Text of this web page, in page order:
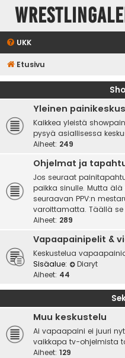
UKK
Etusivu
Yleinen
Kaikkea yleistä
pysyä asiallisessa
Aiheet: 249
Ohjelmat ja
Jos seuraat
paikka sinulle. Mutta
seuraavan PPV:n
varoittamatta. Täällä se
Aiheet: 289
Vapaapainipelit &
Keskustelua
Sisäalue:
Diaryt
Aiheet: 44
Muu keskustelu
Ai vapaapaini ei juuri
vaikkapa tv-ohjelmista
Aiheet: 129